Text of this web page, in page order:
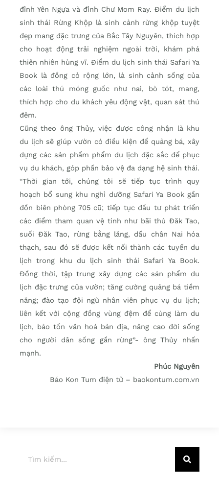
đỉnh Yên Ngựa và đỉnh Chư Mom Ray. Điểm du lịch
sinh thái Rừng Khộp là sinh cảnh rừng khộp tuyệt
đẹp mang đặc trưng của Bắc Tây Nguyên, thích hợp
cho hoạt động trải nghiệm ngoài trời, khám phá
thiên nhiên hùng vĩ. Điểm du lịch sinh thái Safari Ya
Book là đồng cỏ rộng lớn, là sinh cảnh sống của
các loài thú móng guốc như nai, bò tót, mang,
thích hợp cho du khách yêu động vật, quan sát thú
đêm.
Cũng theo ông Thủy, việc được công nhận là khu
du lịch sẽ giúp vườn có điều kiện để quảng bá, xây
dựng các sản phẩm phẩm du lịch đặc sắc để phục
vụ du khách, góp phần bảo vệ đa dạng hệ sinh thái.
“Thời gian tới, chúng tôi sẽ tiếp tục trình quy
hoạch bổ sung khu nghỉ dưỡng Safari Ya Book gần
đồn biên phòng 705 cũ; tiếp tục đầu tư phát triển
các điểm tham quan vệ tinh như bãi thú Đăk Tao,
suối Đăk Tao, rừng bằng lăng, dấu chân Nai hóa
thạch, sau đó sẽ được kết nối thành các tuyến du
lịch trong khu du lịch sinh thái Safari Ya Book.
Đồng thời, tập trung xây dựng các sản phẩm du
lịch đặc trưng của vườn; tăng cường quảng bá tiềm
năng; đào tạo đội ngũ nhân viên phục vụ du lịch;
liên kết với cộng đồng vùng đệm để cùng làm du
lịch, bảo tồn văn hoá bản địa, nâng cao đời sống
cho người dân sống gần rừng”- ông Thủy nhấn
mạnh.
Phúc Nguyên
Báo Kon Tum điện tử – baokontum.com.vn